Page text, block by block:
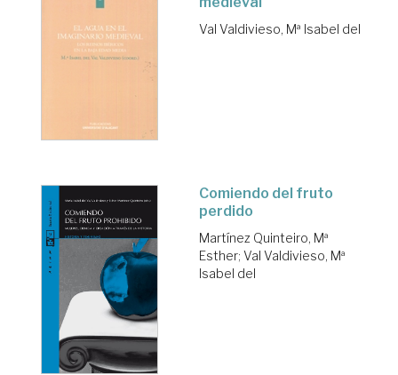
Val Valdivieso, Mª Isabel del
Comiendo del fruto
perdido
Martínez Quinteiro, Mª
Esther; Val Valdivieso, Mª
Isabel del